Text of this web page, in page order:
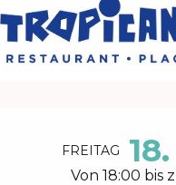
FREITAG 18.
Von 18:00 bis